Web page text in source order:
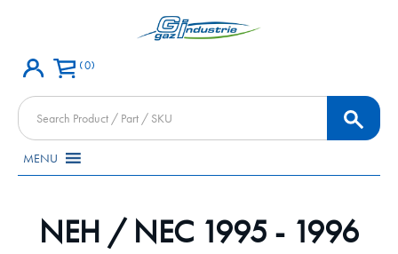
0
Products
search
MENU
NEH / NEC 1995 - 1996